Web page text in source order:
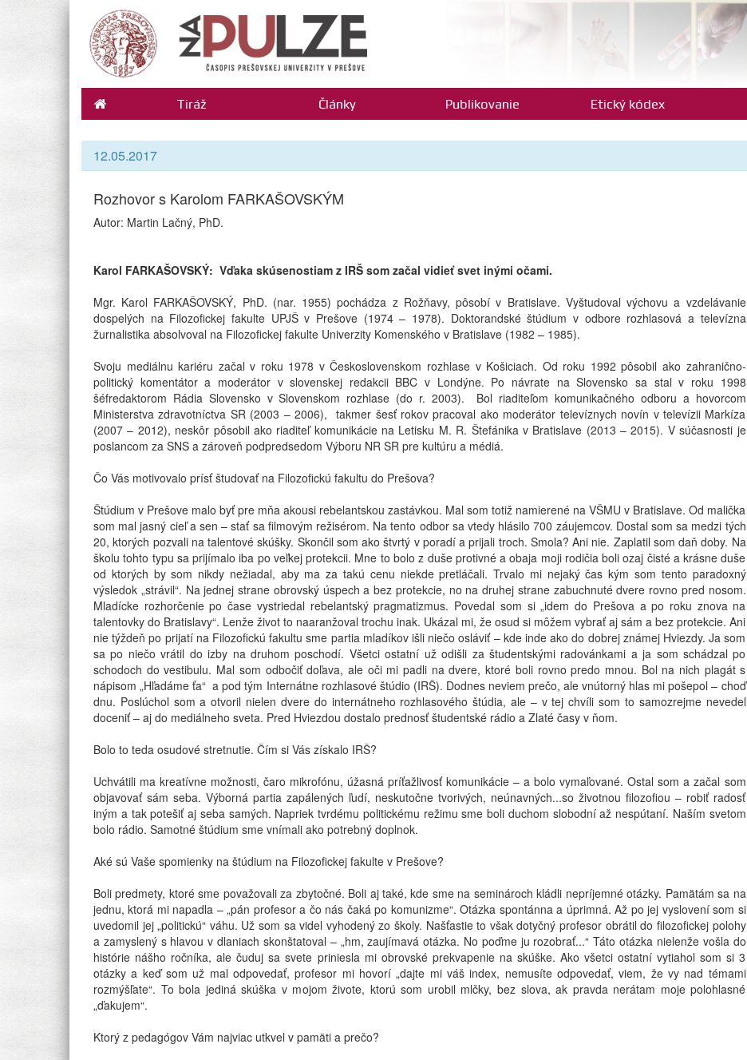
Tiráž Články Publikovanie Etický kódex
12.05.2017
Rozhovor s Karolom FARKAŠOVSKÝM
Autor: Martin Lačný, PhD.
Karol FARKAŠOVSKÝ: Vďaka skúsenostiam z IRŠ som začal vidieť svet inými očami.
Mgr. Karol FARKAŠOVSKÝ, PhD. (nar. 1955) pochádza z Rožňavy, pôsobí v Bratislave. Vyštudoval výchovu a vzdelávanie
dospelých na Filozofickej fakulte UPJŠ v Prešove (1974 – 1978). Doktorandské štúdium v odbore rozhlasová a televízna
žurnalistika absolvoval na Filozofickej fakulte Univerzity Komenského v Bratislave (1982 – 1985).
Svoju mediálnu kariéru začal v roku 1978 v Československom rozhlase v Košiciach. Od roku 1992 pôsobil ako zahranično-
politický komentátor a moderátor v slovenskej redakcii BBC v Londýne. Po návrate na Slovensko sa stal v roku 1998
šéfredaktorom Rádia Slovensko v Slovenskom rozhlase (do r. 2003). Bol riaditeľom komunikačného odboru a hovorcom
Ministerstva zdravotníctva SR (2003 – 2006), takmer šesť rokov pracoval ako moderátor televíznych novín v televízii Markíza
(2007 – 2012), neskôr pôsobil ako riaditeľ komunikácie na Letisku M. R. Štefánika v Bratislave (2013 – 2015). V súčasnosti je
poslancom za SNS a zároveň podpredsedom Výboru NR SR pre kultúru a médiá.
Čo Vás motivovalo prísť študovať na Filozofickú fakultu do Prešova?
Štúdium v Prešove malo byť pre mňa akousi rebelantskou zastávkou. Mal som totiž namierené na VŠMU v Bratislave. Od malička
som mal jasný cieľ a sen – stať sa filmovým režisérom. Na tento odbor sa vtedy hlásilo 700 záujemcov. Dostal som sa medzi tých
20, ktorých pozvali na talentové skúšky. Skončil som ako štvrtý v poradí a prijali troch. Smola? Ani nie. Zaplatil som daň doby. Na
školu tohto typu sa prijímalo iba po veľkej protekcii. Mne to bolo z duše protivné a obaja moji rodičia boli ozaj čisté a krásne duše
od ktorých by som nikdy nežiadal, aby ma za takú cenu niekde pretláčali. Trvalo mi nejaký čas kým som tento paradoxný
výsledok „strávil“. Na jednej strane obrovský úspech a bez protekcie, no na druhej strane zabuchnuté dvere rovno pred nosom.
Mladícke rozhorčenie po čase vystriedal rebelantský pragmatizmus. Povedal som si „idem do Prešova a po roku znova na
talentovky do Bratislavy“. Lenže život to naaranžoval trochu inak. Ukázal mi, že osud si môžem vybrať aj sám a bez protekcie. Ani
nie týždeň po prijatí na Filozofickú fakultu sme partia mladíkov išli niečo osláviť – kde inde ako do dobrej známej Hviezdy. Ja som
sa po niečo vrátil do izby na druhom poschodí. Všetci ostatní už odišli za študentskými radovánkami a ja som schádzal po
schodoch do vestibulu. Mal som odbočiť doľava, ale oči mi padli na dvere, ktoré boli rovno predo mnou. Bol na nich plagát s
nápisom „Hľadáme ťa“ a pod tým Internátne rozhlasové štúdio (IRŠ). Dodnes neviem prečo, ale vnútorný hlas mi pošepol – choď
dnu. Poslúchol som a otvoril nielen dvere do internátneho rozhlasového štúdia, ale – v tej chvíli som to samozrejme nevedel
doceniť – aj do mediálneho sveta. Pred Hviezdou dostalo prednosť študentské rádio a Zlaté časy v ňom.
Bolo to teda osudové stretnutie. Čím si Vás získalo IRŠ?
Uchvátili ma kreatívne možnosti, čaro mikrofónu, úžasná príťažlivosť komunikácie – a bolo vymaľované. Ostal som a začal som
objavovať sám seba. Výborná partia zapálených ľudí, neskutočne tvorivých, neúnavných...so životnou filozofiou – robiť radosť
iným a tak potešiť aj seba samých. Napriek tvrdému politickému režimu sme boli duchom slobodní až nespútaní. Naším svetom
bolo rádio. Samotné štúdium sme vnímali ako potrebný doplnok.
Aké sú Vaše spomienky na štúdium na Filozofickej fakulte v Prešove?
Boli predmety, ktoré sme považovali za zbytočné. Boli aj také, kde sme na seminároch kládli nepríjemné otázky. Pamätám sa na
jednu, ktorá mi napadla – „pán profesor a čo nás čaká po komunizme“. Otázka spontánna a úprimná. Až po jej vyslovení som si
uvedomil jej „politickú“ váhu. Už som sa videl vyhodený zo školy. Našťastie to však dotyčný profesor obrátil do filozofickej polohy
a zamyslený s hlavou v dlaniach skonštatoval – „hm, zaujímavá otázka. No poďme ju rozobrať...“ Táto otázka nielenže vošla do
histórie nášho ročníka, ale čuduj sa svete priniesla mi obrovské prekvapenie na skúške. Ako všetci ostatní vytiahol som si 3
otázky a keď som už mal odpovedať, profesor mi hovorí „dajte mi váš index, nemusíte odpovedať, viem, že vy nad témami
rozmýšľate“. To bola jediná skúška v mojom živote, ktorú som urobil mlčky, bez slova, ak pravda nerátam moje polohlasné
„ďakujem“.
Ktorý z pedagógov Vám najviac utkvel v pamäti a prečo?